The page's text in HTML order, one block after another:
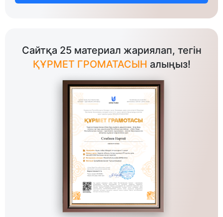
Сайтқа 25 материал жариялап, тегін
ҚҰРМЕТ ГРОМАТАСЫН алыңыз!